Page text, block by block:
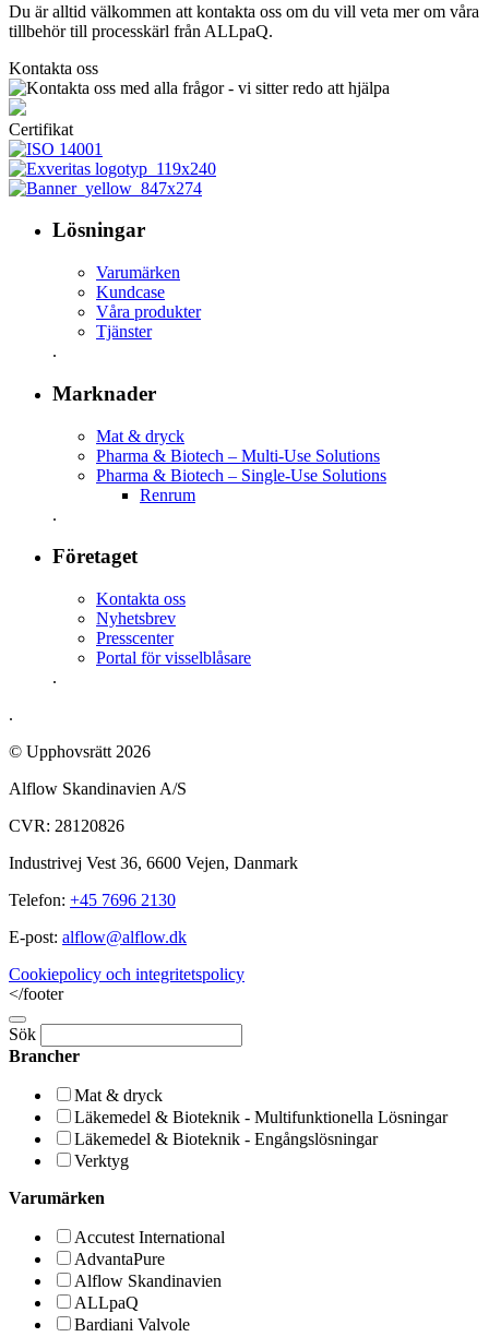
Du är alltid välkommen att kontakta oss om du vill veta mer om våra
tillbehör till processkärl från ALLpaQ.
Kontakta oss
Certifikat
Lösningar
Varumärken
Kundcase
Våra produkter
Tjänster
.
Marknader
Mat & dryck
Pharma & Biotech – Multi-Use Solutions
Pharma & Biotech – Single-Use Solutions
Renrum
.
Företaget
Kontakta oss
Nyhetsbrev
Presscenter
Portal för visselblåsare
.
.
© Upphovsrätt 2026
Alflow Skandinavien A/S
CVR: 28120826
Industrivej Vest 36, 6600 Vejen, Danmark
Telefon: +45 7696 2130
E-post: alflow@alflow.dk
Cookiepolicy och integritetspolicy
</footer
Sök
Brancher
Mat & dryck
Läkemedel & Bioteknik - Multifunktionella Lösningar
Läkemedel & Bioteknik - Engångslösningar
Verktyg
Varumärken
Accutest International
AdvantaPure
Alflow Skandinavien
ALLpaQ
Bardiani Valvole